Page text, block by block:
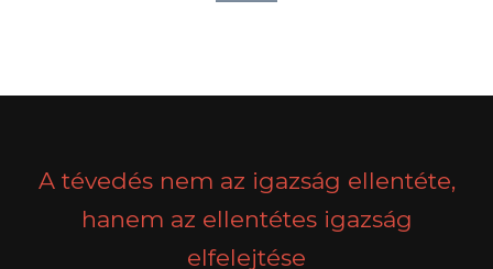
A tévedés nem az igazság ellentéte,
hanem az ellentétes igazság
elfelejtése